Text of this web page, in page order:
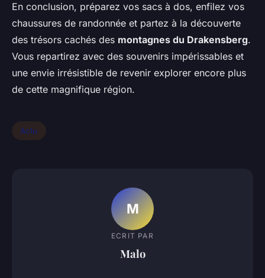
En conclusion, préparez vos sacs à dos, enfilez vos
chaussures de randonnée et partez à la découverte
des trésors cachés des montagnes du Drakensberg.
Vous repartirez avec des souvenirs impérissables et
une envie irrésistible de revenir explorer encore plus
de cette magnifique région.
Actu
M
ECRIT PAR
Malo